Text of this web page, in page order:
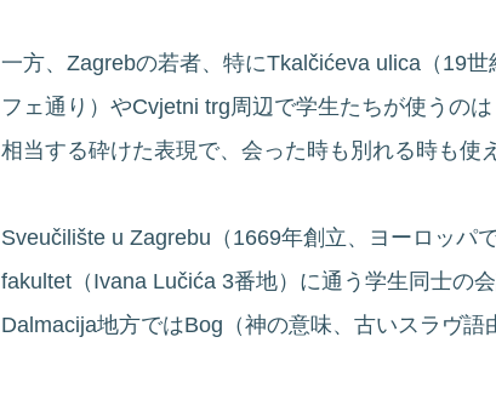
一方、Zagrebの若者、特にTkalčićeva ulica（19
フェ通り）やCvjetni trg周辺で学生たちが使うの
相当する砕けた表現で、会った時も別れる時も使
Sveučilište u Zagrebu（1669年創立、ヨーロッパ
fakultet（Ivana Lučića 3番地）に通う学生同士の
Dalmacija地方ではBog（神の意味、古いスラヴ語